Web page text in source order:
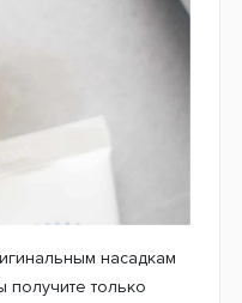
насадкам
получите только